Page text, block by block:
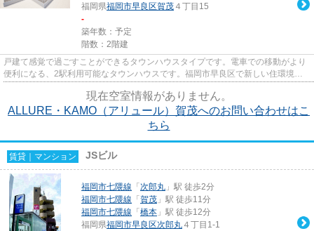
福岡県福岡市早良区賀茂 ４丁目15
-
築年数：予定
階数：2階建
戸建て感覚で過ごすことができるタウンハウスタイプです。電車での移動がより
便利になる、2駅利用可能なタウンハウスです。福岡市早良区で新しい住環境を
現在空室情報がありません。
ALLURE・KAMO（アリュール）賀茂へのお問い合わせはこ
ちら
賃貸｜マンション JSビル
福岡市七隈線 「 次郎丸 」駅 徒歩2分
福岡市七隈線 「 賀茂 」駅 徒歩11分
福岡市七隈線 「 橋本 」駅 徒歩12分
福岡県福岡市早良区次郎丸 ４丁目1-1